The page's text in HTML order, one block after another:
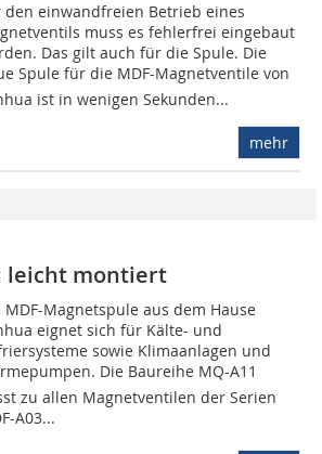
den einwandfreien Betrieb eines
muss es fehlerfrei eingebaut
Das gilt auch für die Spule. Die
Spule für die MDF-Magnetventile von
ist in wenigen Sekunden...
mehr
leicht montiert
MDF-Magnetspule aus dem Hause
eignet sich für Kälte- und
sowie Klimaanlagen und
Die Baureihe MQ-A11
zu allen Magnetventilen der Serien
A03...